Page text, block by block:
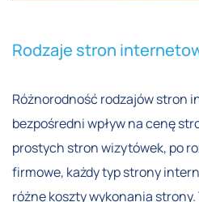
Rodzaje stron
Różnorodność rodzajów stron
bezpośredni wpływ na cenę
prostych stron wizytówek, po
firmowe, każdy typ strony
różne koszty wykonania